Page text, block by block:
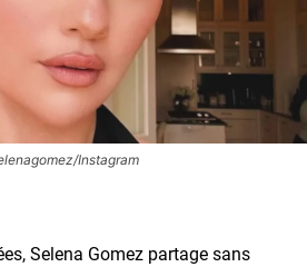
Instagram
Selena Gomez partage sans